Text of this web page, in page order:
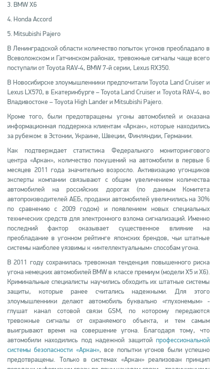
3. BMW X6
4. Honda Accord
5. Mitsubishi Pajero
В Ленинградской области количество попыток угонов преобладало в
Всеволожском и Гатчинском районах, тревожные сигналы чаще всего
поступали от Toyota RAV-4, BMW 7-й серии, Lexus RX350.
В Новосибирске злоумышленники предпочитали Toyota Land Cruiser и
Lexus LX570, в Екатеринбурге – Toyota Land Cruiser и Toyota RAV-4, во
Владивостоке – Toyota High Lander и Mitsubishi Pajero.
Кроме того, были предотвращены угоны автомобилей и оказана
информационная поддержка клиентам «Аркан», которые находились
за рубежом: в Эстонии, Украине, Швеции, Финляндии, Германии.
Как подтверждает статистика Федерального мониторингового
центра «Аркан», количество покушений на автомобили в первые 6
месяцев 2011 года значительно возросло. Активизацию угонщиков
эксперты компании связывают с общим увеличением количества
автомобилей на российских дорогах (по данным Комитета
автопроизводителей АЕБ, продажи автомобилей увеличились на 30%
по сравнению с 2009 годом) и появлением новых специальных
технических средств для электронного взлома сигнализаций. Именно
последний фактор оказывает существенное влияние на
преобладание в угонном рейтинге японских брендов, чьи штатные
системы наиболее уязвимы к «интеллектуальным» способам угона.
В 2011 году сохранилась тревожная тенденция повышенного риска
угона немецких автомобилей BMW в классе премиум (модели X5 и X6).
Криминальные специалисты научились обходить их штатные системы
защиты, которые ранее считались надежными. Для этого
злоумышленники делают автомобиль буквально «глухонемым» -
глушат канал сотовой связи GSM, по которому передаются
тревожные сигналы от охраняемого объекта, и тем самым
выигрывают время на совершение угона. Благодаря тому, что
автомобили находились под надежной защитой профессиональной
системы безопасности «Аркан», все попытки угонов были успешно
предотвращены. Только в системах «Аркан» реализован принцип